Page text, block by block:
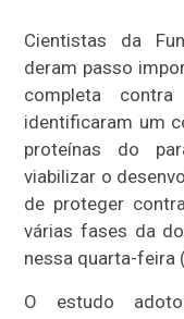
Cientistas da
deram passo
completa
identificaram um
proteínas do
viabilizar o
de proteger
várias fases da
nessa quarta-feira
O estudo